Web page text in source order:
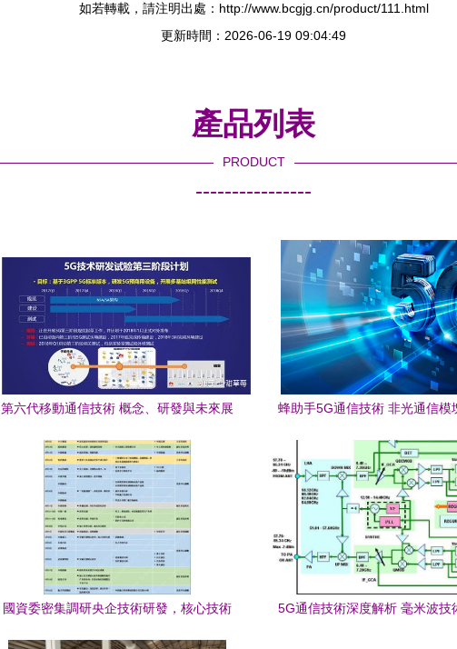
如若轉載，請注明出處：http://www.bcgjg.cn/product/111.html
更新時間：2026-06-19 09:04:49
產品列表
PRODUCT
----------------
第六代移動通信技術 概念、研發與未來展
蜂助手5G通信技術 非光通信模
國資委密集調研央企技術研發，核心技術
5G通信技術深度解析 毫米波技